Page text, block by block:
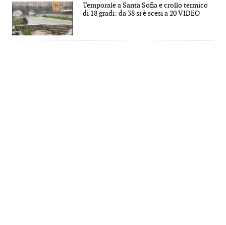
Temporale a Santa Sofia e crollo termico
di 18 gradi: da 38 si è scesi a 20 VIDEO